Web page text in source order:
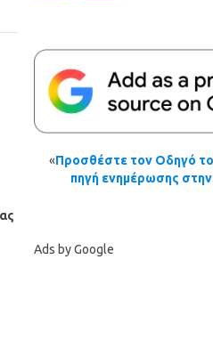
«Προσθέστε τον Οδηγό
πηγή ενημέρωσης
Ads by Google